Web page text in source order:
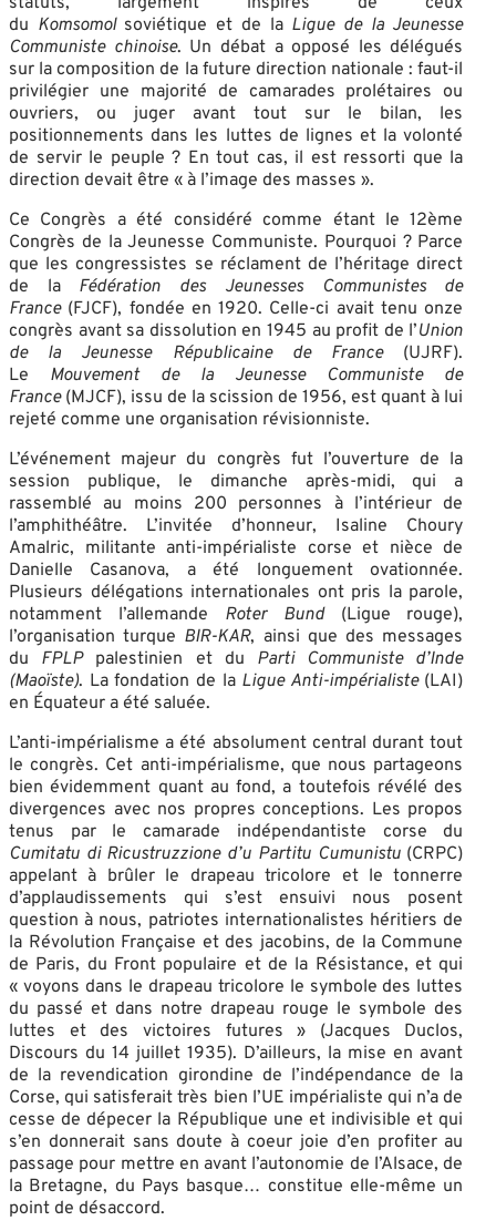
du Komsomolsoviétique et de la Ligue de la Jeunesse
Communiste chinoise. Un débat a opposé les délégués
sur la composition de la future direction nationale : faut-il
privilégier une majorité de camarades prolétaires ou
ouvriers, ou juger avant tout sur le bilan, les
positionnements dans les luttes de lignes et la volonté
de servir le peuple ? En tout cas, il est ressorti que la
direction devait être « à l’image des masses ».
Ce Congrès a été considéré comme étant le 12ème
Congrès de la Jeunesse Communiste. Pourquoi ? Parce
que les congressistes se réclament de l’héritage direct
de la Fédération des Jeunesses Communistes de
France(FJCF), fondée en 1920. Celle-ci avait tenu onze
congrès avant sa dissolution en 1945 au profit de l’Union
de la Jeunesse Républicaine de France(UJRF).
Le Mouvement de la Jeunesse Communiste de
France(MJCF), issu de la scission de 1956, est quant à lui
rejeté comme une organisation révisionniste.
L’événement majeur du congrès fut l’ouverture de la
session publique, le dimanche après-midi, qui a
rassemblé au moins 200 personnes à l’intérieur de
l’amphithéâtre. L’invitée d’honneur, Isaline Choury
Amalric, militante anti-impérialiste corse et nièce de
Danielle Casanova, a été longuement ovationnée.
Plusieurs délégations internationales ont pris la parole,
notamment l’allemande Roter Bund(Ligue rouge),
l’organisation turque BIR-KAR, ainsi que des messages
du FPLPpalestinien et du Parti Communiste d’Inde
(Maoïste). La fondation de la Ligue Anti-impérialiste(LAI)
en Équateur a été saluée.
L’anti-impérialisme a été absolument central durant tout
le congrès. Cet anti-impérialisme, que nous partageons
bien évidemment quant au fond, a toutefois révélé des
divergences avec nos propres conceptions. Les propos
tenus par le camarade indépendantiste corse du
Cumitatu di Ricustruzzione d’u Partitu Cumunistu(CRPC)
appelant à brûler le drapeau tricolore et le tonnerre
d’applaudissements qui s’est ensuivi nous posent
question à nous, patriotes internationalistes héritiers de
la Révolution Française et des jacobins, de la Commune
de Paris, du Front populaire et de la Résistance, et qui
« voyons dans le drapeau tricolore le symbole des luttes
du passé et dans notre drapeau rouge le symbole des
luttes et des victoires futures » (Jacques Duclos,
Discours du 14 juillet 1935). D’ailleurs, la mise en avant
de la revendication girondine de l’indépendance de la
Corse, qui satisferait très bien l’UE impérialiste qui n’a de
cesse de dépecer la République une et indivisible et qui
s’en donnerait sans doute à coeur joie d’en profiter au
passage pour mettre en avant l’autonomie de l’Alsace, de
la Bretagne, du Pays basque… constitue elle-même un
point de désaccord.